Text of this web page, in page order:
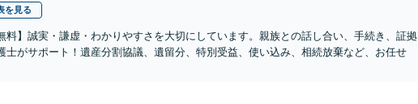
を見る
料】誠実・謙虚・わかりやすさを大切にしています。親族との話し合い、手続き、証拠
士がサポート！遺産分割協議、遺留分、特別受益、使い込み、相続放棄など、お任せ